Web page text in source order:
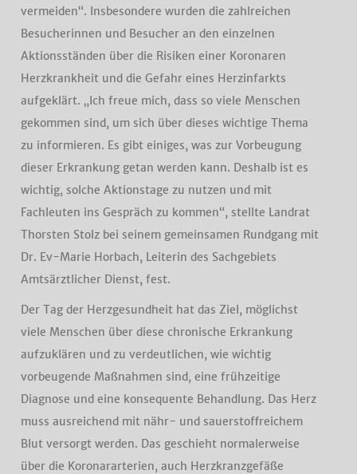
vermeiden“. Insbesondere wurden die zahlreichen
Besucherinnen und Besucher an den einzelnen
Aktionsständen über die Risiken einer Koronaren
Herzkrankheit und die Gefahr eines Herzinfarkts
aufgeklärt. „Ich freue mich, dass so viele Menschen
gekommen sind, um sich über dieses wichtige Thema
zu informieren. Es gibt einiges, was zur Vorbeugung
dieser Erkrankung getan werden kann. Deshalb ist es
wichtig, solche Aktionstage zu nutzen und mit
Fachleuten ins Gespräch zu kommen“, stellte Landrat
Thorsten Stolz bei seinem gemeinsamen Rundgang mit
Dr. Ev-Marie Horbach, Leiterin des Sachgebiets
Amtsärztlicher Dienst, fest.
Der Tag der Herzgesundheit hat das Ziel, möglichst
viele Menschen über diese chronische Erkrankung
aufzuklären und zu verdeutlichen, wie wichtig
vorbeugende Maßnahmen sind, eine frühzeitige
Diagnose und eine konsequente Behandlung. Das Herz
muss ausreichend mit nähr- und sauerstoffreichem
Blut versorgt werden. Das geschieht normalerweise
über die Koronararterien, auch Herzkranzgefäße